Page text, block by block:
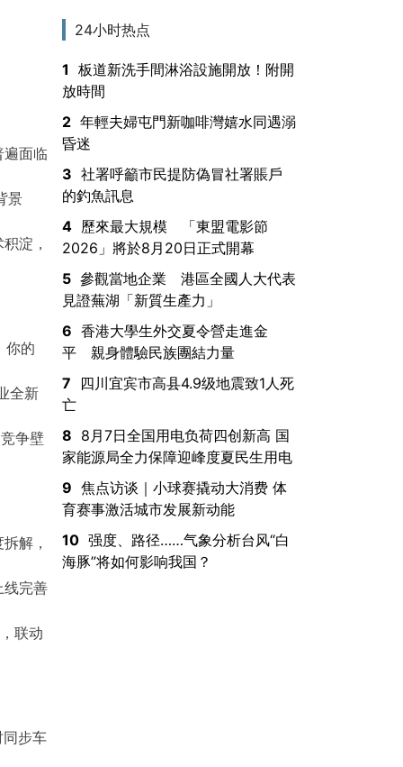
面临
景
淀，
你的
全新
争壁
解，
线完善
联动
步车
24小时热点
1 板道新洗手間淋浴設施開放！附開
放時間
2 年輕夫婦屯門新咖啡灣嬉水同遇溺
昏迷
3 社署呼籲市民提防偽冒社署賬戶
的釣魚訊息
4 歷來最大規模 「東盟電影節
2026」將於8月20日正式開幕
5 參觀當地企業 港區全國人大代表
見證蕪湖「新質生產力」
6 香港大學生外交夏令營走進金
平 親身體驗民族團結力量
7
四川宜宾市高县4.9级地震致1人死
亡
8 8月7日全国用电负荷四创新高 国
家能源局全力保障迎峰度夏民生用电
9 焦点访谈｜小球赛撬动大消费 体
育赛事激活城市发展新动能
10 强度、路径……气象分析台风“白
海豚”将如何影响我国？